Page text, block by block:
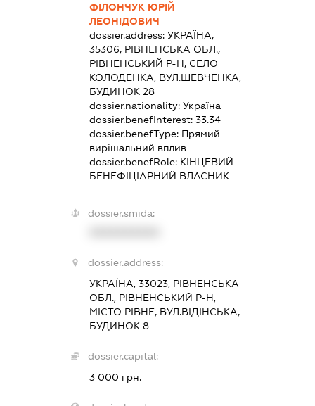
ФІЛОНЧУК ЮРІЙ
ЛЕОНІДОВИЧ
dossier.address:УКРАЇНА,
35306, РІВНЕНСЬКА ОБЛ.,
РІВНЕНСЬКИЙ Р-Н, СЕЛО
КОЛОДЕНКА, ВУЛ.ШЕВЧЕНКА,
БУДИНОК 28
dossier.nationality:Україна
dossier.benefInterest:33.34
dossier.benefType: Прямий
вирішальний вплив
dossier.benefRole: КІНЦЕВИЙ
БЕНЕФІЦІАРНИЙ ВЛАСНИК
dossier.smida:
dossier.address:
УКРАЇНА, 33023, РІВНЕНСЬКА
ОБЛ., РІВНЕНСЬКИЙ Р-Н,
МІСТО РІВНЕ, ВУЛ.ВІДІНСЬКА,
БУДИНОК 8
dossier.capital:
3 000 грн.